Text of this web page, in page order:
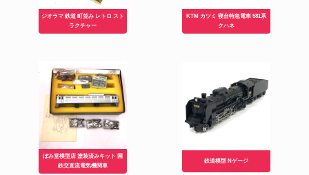
ジオラマ 鉄道 町並み レトロ スト
ラクチャー
KTM カツミ 寝台特急電車 581系
クハネ
ぼみ堂模型店 塗装済みキット 国
鉄交直流電気機関車
鉄道模型 Nゲージ